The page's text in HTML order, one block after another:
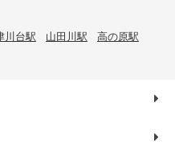
川台駅 山田川駅
高の原駅